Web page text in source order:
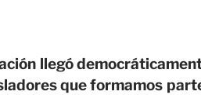
llegó
que formamos